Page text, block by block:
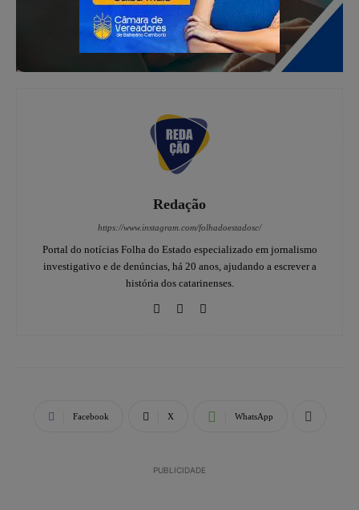
Redação
https://www.instagram.com/folhadoestadosc/
Portal do notícias Folha do Estado especializado em jornalismo
investigativo e de denúncias, há 20 anos, ajudando a escrever a
história dos catarinenses.
Facebook X WhatsApp
PUBLICIDADE